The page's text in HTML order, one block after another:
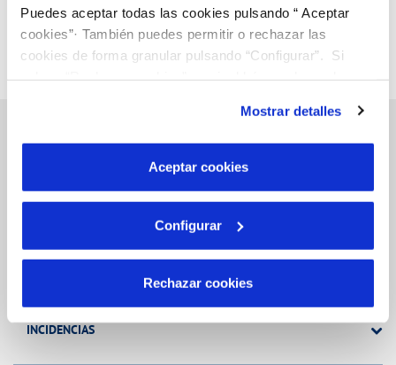
Puedes aceptar todas las cookies pulsando “ Aceptar
cookies”· También puedes permitir o rechazar las
cookies de forma granular pulsando “Configurar”. Si
son indispensables para que el sitio web funcione y que
por tanto no se pueden desactivar. Puedes consultar
más información en nuestraPolítica de Cookies
Mostrar detalles
Aceptar cookies
Configurar
Rechazar cookies
Gestiones Online
INCIDENCIAS